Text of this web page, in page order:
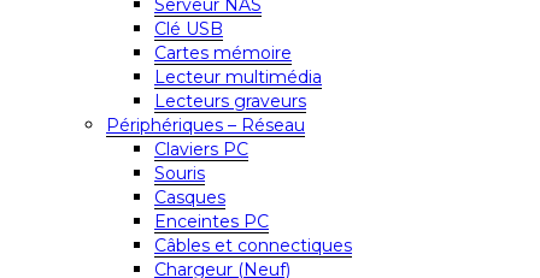
Serveur NAS
Clé USB
Cartes mémoire
Lecteur multimédia
Lecteurs graveurs
Périphériques – Réseau
Claviers PC
Souris
Casques
Enceintes PC
Câbles et connectiques
Chargeur (Neuf)